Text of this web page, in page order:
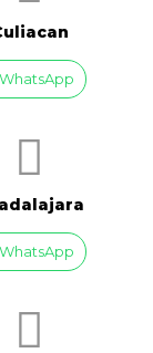
WhatsApp
WhatsApp